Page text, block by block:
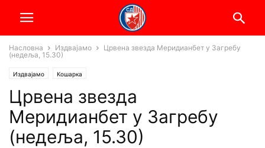
Насловна Издвајамо
Црвена звезда Меридианбет у Загребу
(недеља, 15.30)
Издвајамо Кошарка
Црвена звезда
Меридианбет у Загребу
(недеља, 15.30)